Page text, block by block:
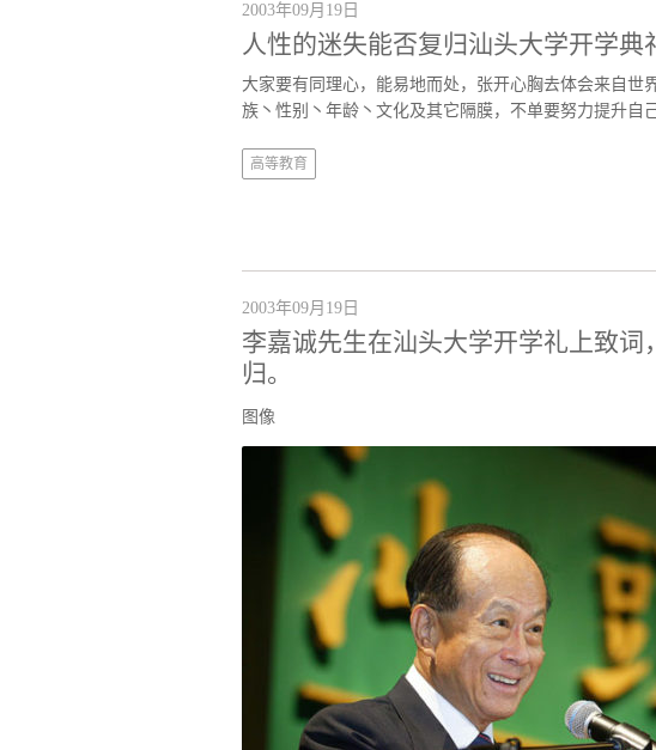
2003年09月19日
人性的迷失能否复归汕头大学开学典
大家要有同理心，能易地而处，张开心胸去体会来自
族丶性别丶年龄丶文化及其它隔膜，不单要努力提升自
高等教育
2003年09月19日
李嘉诚先生在汕头大学开学礼上致
归。
图像